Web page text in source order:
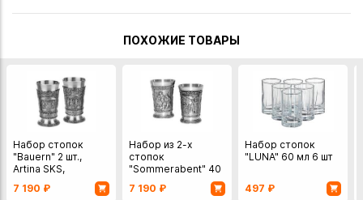
ПОХОЖИЕ ТОВАРЫ
Набор стопок
"Bauern" 2 шт.,
Artina SKS,
Германия, олово.
7 190 ₽
Набор из 2-х
стопок
"Sommerabent" 40
Германия, олово
7 190 ₽
Набор стопок
"LUNA" 60 мл 6 шт
497 ₽